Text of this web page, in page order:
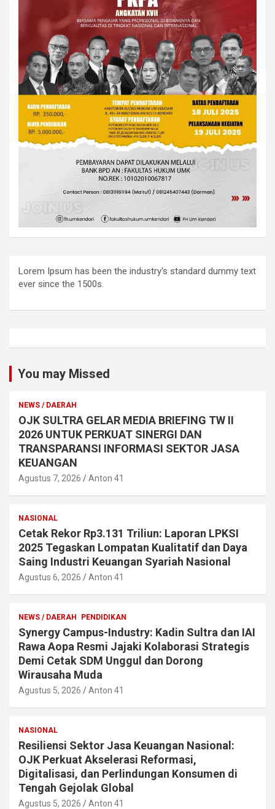
Lorem Ipsum has been the industry's standard dummy text
ever since the 1500s.
You may Missed
NEWS / DAERAH
OJK SULTRA GELAR MEDIA BRIEFING TW II
2026 UNTUK PERKUAT SINERGI DAN
TRANSPARANSI INFORMASI SEKTOR JASA
KEUANGAN
Agustus 7, 2026 Anton 41
NASIONAL
Cetak Rekor Rp3.131 Triliun: Laporan LPKSI
2025 Tegaskan Lompatan Kualitatif dan Daya
Saing Industri Keuangan Syariah Nasional
Agustus 6, 2026 Anton 41
NEWS / DAERAH PENDIDIKAN
Synergy Campus-Industry: Kadin Sultra dan IAI
Rawa Aopa Resmi Jajaki Kolaborasi Strategis
Demi Cetak SDM Unggul dan Dorong
Wirausaha Muda
Agustus 5, 2026 Anton 41
NASIONAL
Resiliensi Sektor Jasa Keuangan Nasional:
OJK Perkuat Akselerasi Reformasi,
Digitalisasi, dan Perlindungan Konsumen di
Tengah Gejolak Global
Agustus 5, 2026 Anton 41